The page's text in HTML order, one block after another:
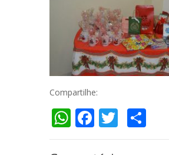
Compartilhe:
WhatsApp
Facebook
Twitter